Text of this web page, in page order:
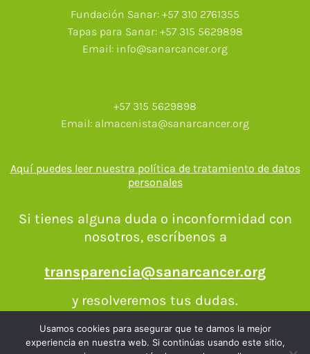
Fundación Sanar: +57 310 2761355
Tapas para Sanar: +57 315 5629898
Email: info@sanarcancer.org
+57 315 5629898
Email: almacenista@sanarcancer.org
Aquí puedes leer nuestra política de tratamiento de datos
personales
Si tienes alguna duda o inconformidad con
nosotros, escríbenos a
transparencia@sanarcancer.org
y resolveremos tus dudas.​
I F T Y
Usamos cookies para asegurar que te damos la mejor
experiencia en nuestra web. Si continúas usando este sitio,